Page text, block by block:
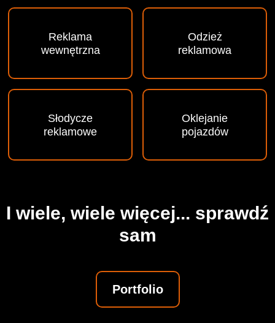
Reklama
wewnętrzna
Odzież
reklamowa
Słodycze
reklamowe
Oklejanie
pojazdów
I wiele, wiele więcej... sprawdź
sam
Portfolio